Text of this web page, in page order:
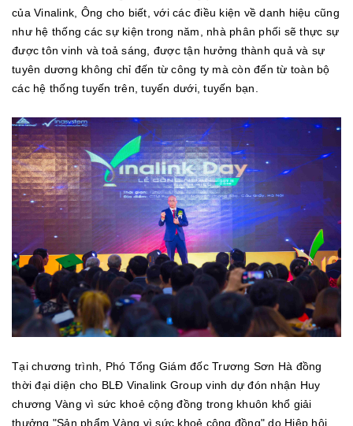
của Vinalink, Ông cho biết, với các điều kiện về danh hiệu cũng
như hệ thống các sự kiện trong năm, nhà phân phối sẽ thực sự
được tôn vinh và toả sáng, được tận hưởng thành quả và sự
tuyên dương không chỉ đến từ công ty mà còn đến từ toàn bộ
các hệ thống tuyến trên, tuyến dưới, tuyến bạn.
Tại chương trình, Phó Tổng Giám đốc Trương Sơn Hà đồng
thời đại diện cho BLĐ Vinalink Group vinh dự đón nhận Huy
chương Vàng vì sức khoẻ cộng đồng trong khuôn khổ giải
thưởng "Sản phẩm Vàng vì sức khoẻ cộng đồng" do Hiệp hội